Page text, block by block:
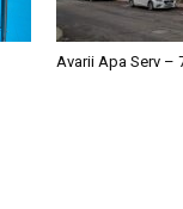
Avarii Apa Serv –